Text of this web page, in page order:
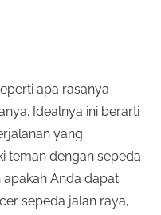
apa rasanya
Idealnya ini berarti
yang
teman dengan sepeda
apakah Anda dapat
sepeda jalan raya,